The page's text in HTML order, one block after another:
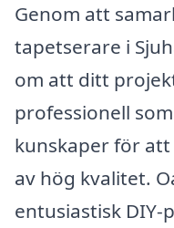
Genom att
tapetserare i
om att ditt
professionell
kunskaper för
av hög kvalitet.
entusiastisk